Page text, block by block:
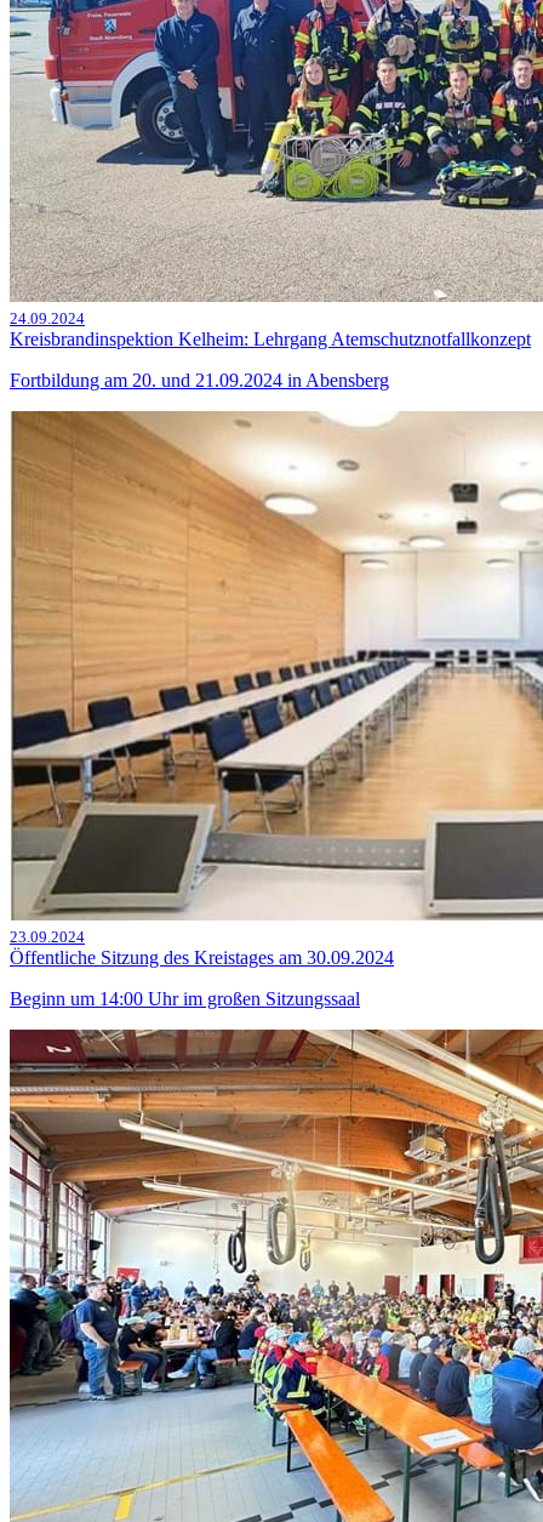
24.09.2024
Kreisbrandinspektion Kelheim: Lehrgang Atemschutznotfallkonzept
Fortbildung am 20. und 21.09.2024 in Abensberg
23.09.2024
Öffentliche Sitzung des Kreistages am 30.09.2024
Beginn um 14:00 Uhr im großen Sitzungssaal